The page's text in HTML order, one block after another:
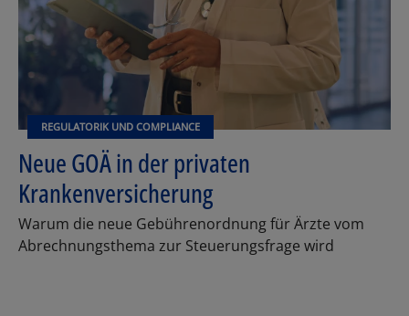
REGULATORIK UND COMPLIANCE
Neue GOÄ in der privaten
Krankenversicherung
Warum die neue Gebührenordnung für Ärzte vom
Abrechnungsthema zur Steuerungsfrage wird